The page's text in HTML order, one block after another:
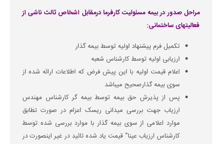
مراحل صدور در بیمه مسئولیت کارفرما درمقابل اشخاص ثالث ناشی از
فعالیتهای ساختمانی:
تکمیل فرم پیشنهاد اولیه توسط بیمه گذار
ارزیابی اولیه توسط کارشناس شعبه
اعلام قیمت اولیه با این پیش فرض که اطلاعات ارائه شده از
سوی بیمه گذارصحیح میباشد
پس از پذیرش حق بیمه توسط بیمه گر کارشناس مهندس
ارزیاب جهت بررسی میدانی ریسک اعزام در صورت تطابق
موارد اعلامی از سوی بیمه گذار با موارد بررسی شده توسط
کارشناس ارزیاب عینا” قیمت یاد شده تائید در غیر اینصورت در